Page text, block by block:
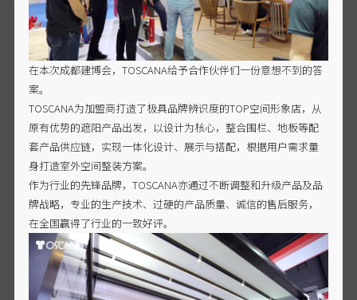
在本次成都建博会，TOSCANA给予合作伙伴们一份意想不到的答
案。
TOSCANA为加盟商打造了极具品牌辨识度的TOP空间形象店，从
原有优势的遮阳产品出发，以设计为核心，整合围栏、地板等配
套产品供应链，实现一体化设计、展示与搭配，根据用户需求量
身打造室外空间整装方案。
作为行业的先锋品牌，TOSCANA亦通过不断调整和升级产品及品
牌战略，专业的生产技术、过硬的产品质量、诚信的售后服务，
在全国赢得了行业的一致好评。